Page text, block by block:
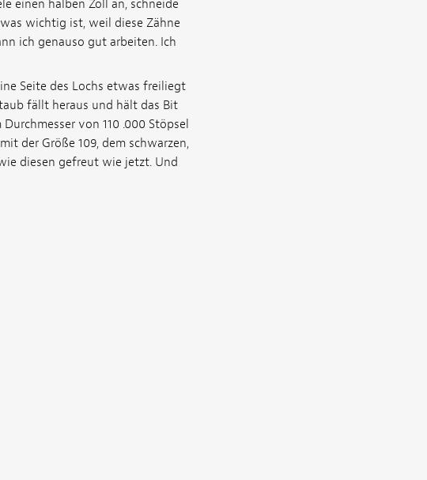
einen halben Zoll an, schneide
wichtig ist, weil diese Zähne
ich genauso gut arbeiten. Ich
Seite des Lochs etwas freiliegt
fällt heraus und hält das Bit
von 110 .000 Stöpsel
der Größe 109, dem schwarzen,
diesen gefreut wie jetzt. Und